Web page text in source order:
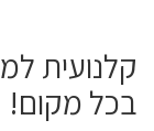
קלנועית
בכל מקום!